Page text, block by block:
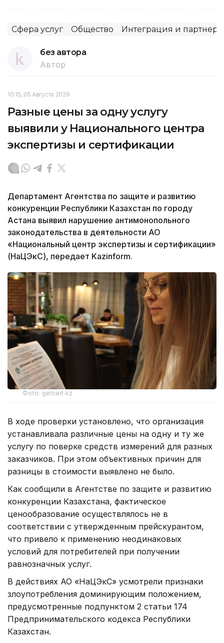
Сфера услуг Общество Интеграция и
без автора
Автор
10:15, 05 Августа 2026
Разные цены за одну услугу
выявили у Национального центра
экспертизы и сертификации
Департамент Агентства по защите и развитию
конкуренции Республики Казахстан по городу
Астана выявил нарушение антимонопольного
законодательства в деятельности АО
«Национальный центр экспертизы и сертификации»
(НаЦЭкС), передает Kazinform.
Фото: getcert.kz
В ходе проверки установлено, что организация
устанавливала различные цены на одну и ту же
услугу по поверке средств измерений для разных
заказчиков. При этом объективных причин для
разницы в стоимости выявлено не было.
Как сообщили в Агентстве по защите и развитию
конкуренции Казахстана, фактическое
ценообразование осуществлялось не в
соответствии с утвержденным прейскурантом,
что привело к применению неодинаковых
условий для потребителей при получении
равнозначных услуг.
В действиях АО «НаЦЭкС» усмотрели признаки
злоупотребления доминирующим положением,
предусмотренные подпунктом 2 статьи 174
Предпринимательского кодекса Республики
Казахстан.